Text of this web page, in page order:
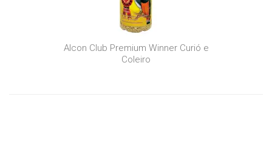
Alcon Club Premium Winner Curió e
Coleiro